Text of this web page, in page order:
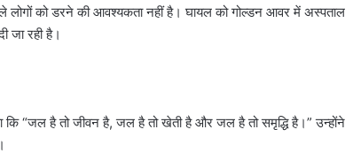
लोगों को डरने की आवश्यकता नहीं है। घायल को गोल्डन आवर में अस्पताल
जा रही है।
“जल है तो जीवन है, जल है तो खेती है और जल है तो समृद्धि है।” उन्होंने